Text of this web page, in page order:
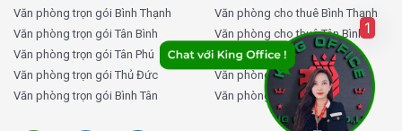
Văn phòng trọn gói Bình Thạnh
Văn phòng trọn gói Tân Bình
Văn phòng trọn gói Tân Phú
Văn phòng trọn gói Thủ Đức
Văn phòng trọn gói Bình Tân
Văn phòng cho thuê Bình Thạnh
Văn phòng cho thuê Tân Bình
Văn phòng cho thuê Tân Phú
Văn phòng cho thuê Thủ Đức
Văn phòng cho thuê Bình Tân
1